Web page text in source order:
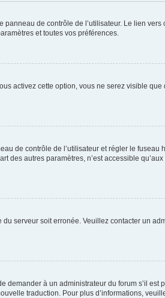
de contrôle de l’utilisateur. Le lien vers
et toutes vos préférences.
activez cette option, vous ne serez visible que
de contrôle de l’utilisateur et régler le fuseau
autres paramètres, n’est accessible qu’aux
serveur soit erronée. Veuillez contacter un
demander à un administrateur du forum s’il est
traduction. Pour plus d’informations,